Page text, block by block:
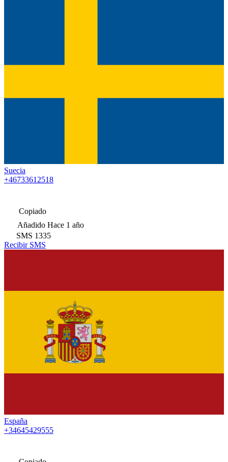
Suecia
+46733612518
Copiado
Añadido Hace 1 año
SMS 1335
Recibir SMS
España
+34645429555